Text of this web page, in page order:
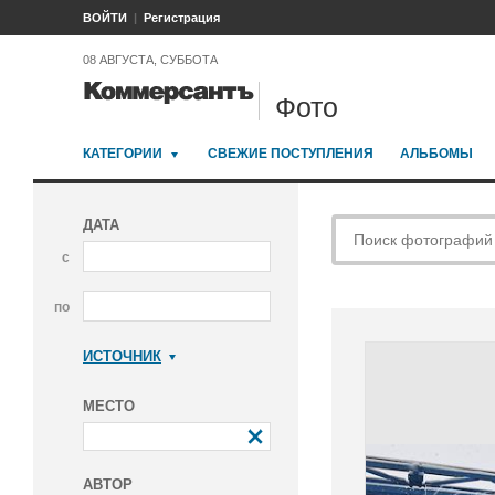
ВОЙТИ Регистрация
08 АВГУСТА, СУББОТА
Фото
КАТЕГОРИИ СВЕЖИЕ ПОСТУПЛЕНИЯ АЛЬБОМЫ
ДАТА
с
по
ИСТОЧНИК
МЕСТО
АВТОР